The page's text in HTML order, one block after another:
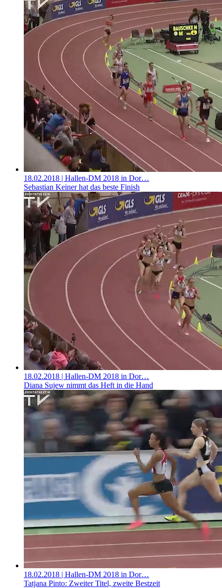
18.02.2018 | Hallen-DM 2018 in Dor…
Sebastian Keiner hat das beste Finish
18.02.2018 | Hallen-DM 2018 in Dor…
Diana Sujew nimmt das Heft in die Hand
18.02.2018 | Hallen-DM 2018 in Dor…
Tatjana Pinto: Zweiter Titel, zweite Bestzeit